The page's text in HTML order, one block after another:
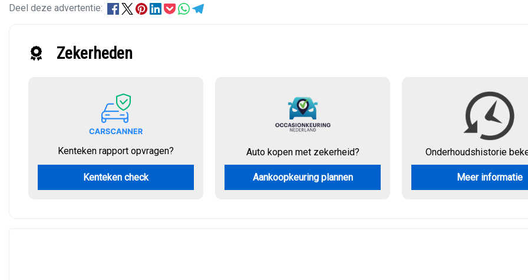
Deel deze advertentie:
Zekerheden
Kenteken rapport opvragen?
Kenteken check
Auto kopen met zekerheid?
Aankoopkeuring plannen
Onderhoudshistorie
Meer informatie